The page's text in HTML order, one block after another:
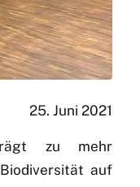
25. Juni 2021
zu mehr
auf